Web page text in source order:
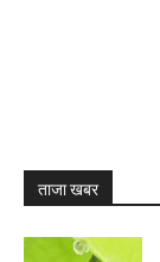
ताजा खबर